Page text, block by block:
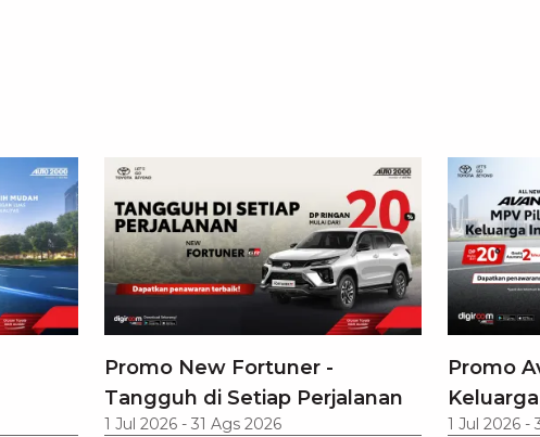
Promo New Fortuner -
Tangguh di Setiap Perjalanan
1 Jul 2026 - 31 Ags 2026
Promo
1 Jul 2026 -